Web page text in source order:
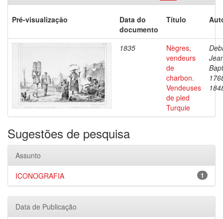
Pré-visualização
Data do
documento
Título
1835
Nègres,
vendeurs
de
charbon.
Vendeuses
de pled
Turquie
Sugestões de pesquisa
Assunto
1
ICONOGRAFIA
Data de Publicação